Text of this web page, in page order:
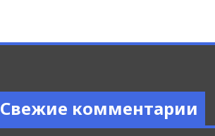
Свежие комментарии